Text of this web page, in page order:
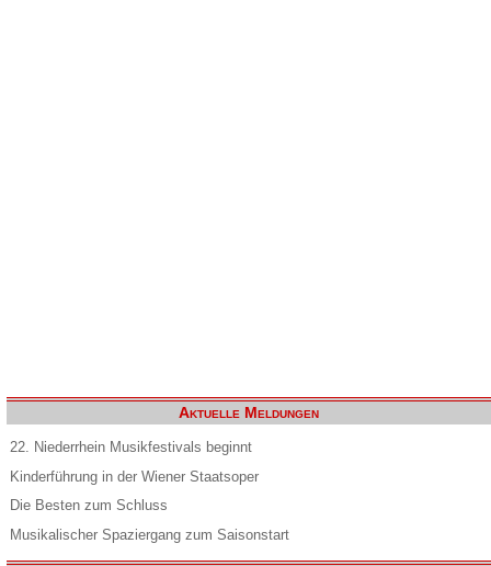
Aktuelle Meldungen
22. Niederrhein Musikfestivals beginnt
Kinderführung in der Wiener Staatsoper
Die Besten zum Schluss
Musikalischer Spaziergang zum Saisonstart